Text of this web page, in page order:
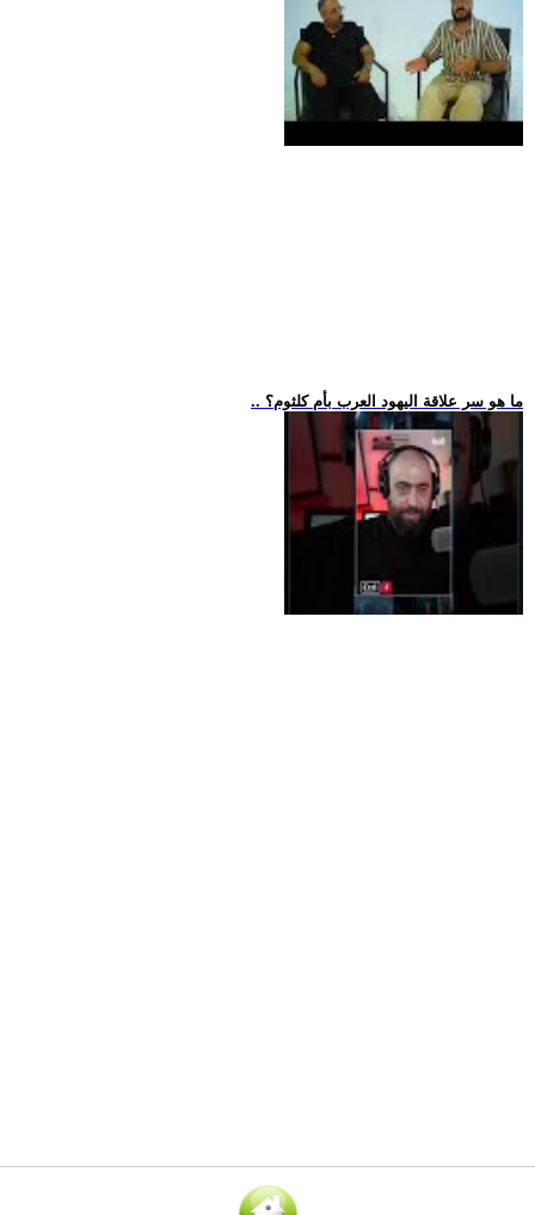
.. ما هو سر علاقة اليهود العرب بأم كلثوم؟